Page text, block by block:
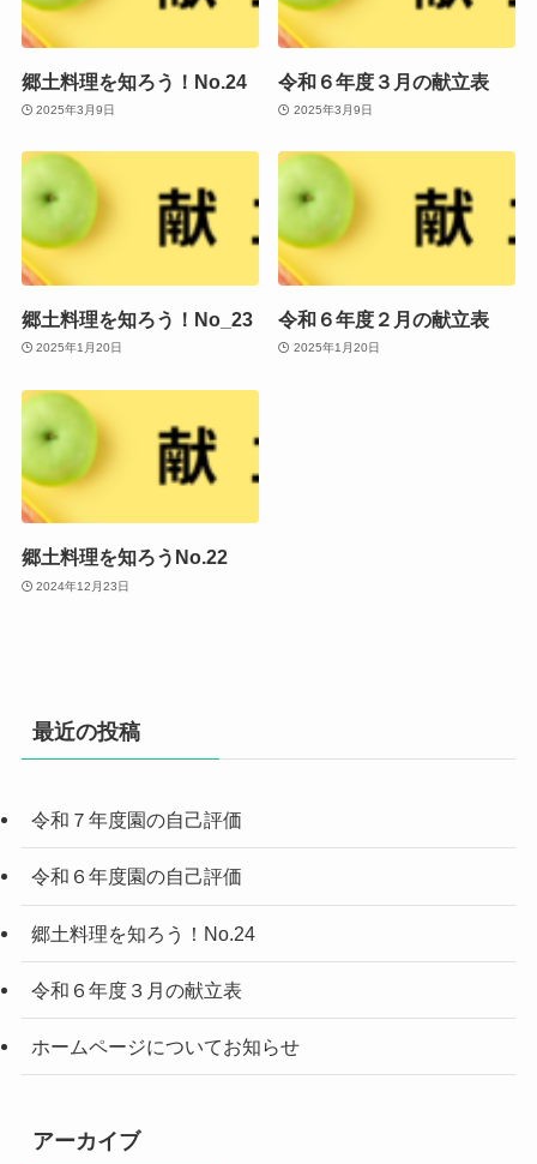
郷土料理を知ろう！No.24
2025年3月9日
令和６年度３月の献立表
2025年3月9日
郷土料理を知ろう！No_23
2025年1月20日
令和６年度２月の献立表
2025年1月20日
郷土料理を知ろうNo.22
2024年12月23日
最近の投稿
令和７年度園の自己評価
令和６年度園の自己評価
郷土料理を知ろう！No.24
令和６年度３月の献立表
ホームページについてお知らせ
アーカイブ